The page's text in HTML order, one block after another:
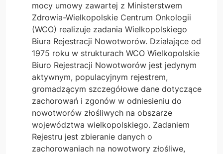
mocy umowy zawartej z Ministerstwem
Zdrowia-Wielkopolskie Centrum Onkologii
(WCO) realizuje zadania Wielkopolskiego
Biura Rejestracji Nowotworów. Działające od
1975 roku w strukturach WCO Wielkopolskie
Biuro Rejestracji Nowotworów jest jedynym
aktywnym, populacyjnym rejestrem,
gromadzącym szczegółowe dane dotyczące
zachorowań i zgonów w odniesieniu do
nowotworów złośliwych na obszarze
województwa wielkopolskiego. Zadaniem
Rejestru jest zbieranie danych o
zachorowaniach na nowotwory złośliwe,